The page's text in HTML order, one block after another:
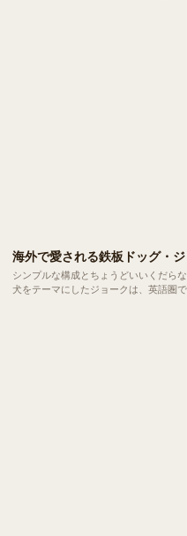
海外で愛される鉄板ドッグ・
シンプルな構成とちょうどいいくだらなさ
犬をテーマにしたジョークは、英語圏